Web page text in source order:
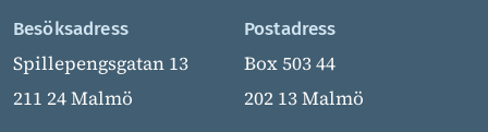
Besöksadress
Spillepengsgatan 13
211 24 Malmö
Postadress
Box 503 44
202 13 Malmö